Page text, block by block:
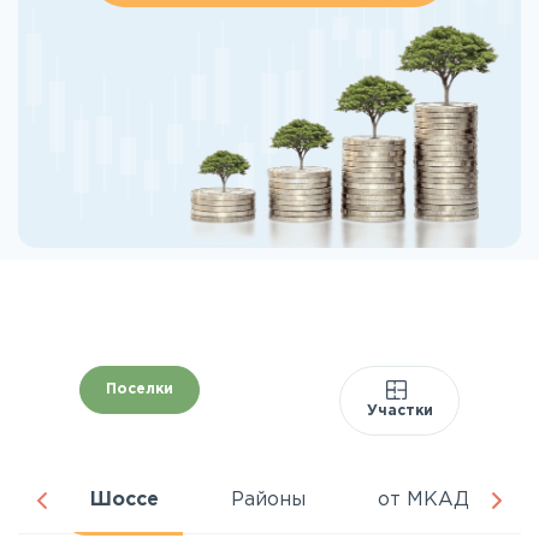
Поселки
Участки
Шоссе Районы от МКАД